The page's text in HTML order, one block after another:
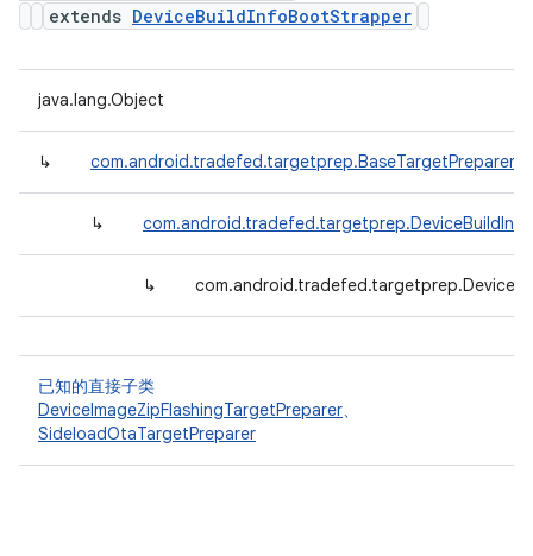
extends DeviceBuildInfoBootStrapper
java.lang.Object
↳ com.android.tradefed.targetprep.BaseTargetPreparer
↳
↳
已知的直接子类
DeviceImageZipFlashingTargetPreparer、
SideloadOtaTargetPreparer